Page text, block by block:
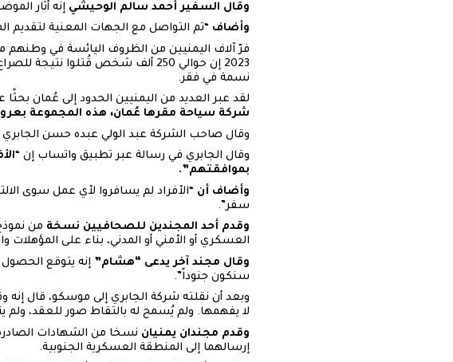
وقال السفير أحمد سالم الوحيشي إنه أثار
وأضاف“تم التواصل مع الجهات المعنية لتقديم
نسمة في فقر.
لقد عبر العديد من اليمنيين الحدود إلى عُمان بحثًا
شركة سياحة مقرها عُمان، هذه المجموعة
وقال صاحب الشركة عبد الولي عبده حسن
وقال الجابري في رسالة عبر تطبيق واتساب إن “
بموافقتهم”.
وأضاف أن “الأفراد لم يسافروا لأي عمل سوى
سفر”.
وقدم أحد المجندين للصحافيين نسخة من
العسكري أو الأمني ​​أو المدني، بناء على المؤهلات
وقال مجند آخر يدعى “هشام” إنه يتوقع
سنكون جنوداً”.
وبعد أن نقلته شركة الجابري إلى موسكو، قال
لا يفهمها. ولم يُسمح له بالتقاط صور للعقد،
وقدم مجندان يمنيان نسخا من الشهادات الصادرة
إرسالهما إلى المنطقة العسكرية الجنوبية.